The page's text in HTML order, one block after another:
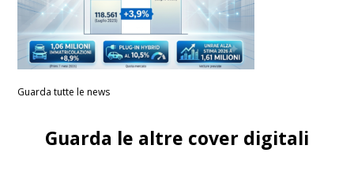
Guarda tutte le news
Guarda le altre cover digitali